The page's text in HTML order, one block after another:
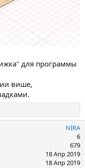
для программы
више,
NIRA
6
679
18 Апр 2019
18 Апр 2019